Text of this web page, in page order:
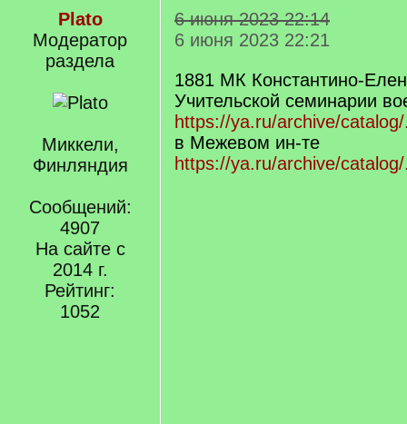
Plato
Модератор
раздела
Миккели,
Финляндия
Сообщений:
4907
На сайте с
2014 г.
Рейтинг:
1052
6 июня 2023 22:14
6 июня 2023 22:21
1881 МК Константино-
Учительской семинарии
https://ya.ru/archive/
в Межевом ин-те
https://ya.ru/archive/